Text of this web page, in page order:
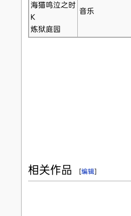
海猫鸣泣之时
K
炼狱庭园
音乐
相关作品 [编辑]